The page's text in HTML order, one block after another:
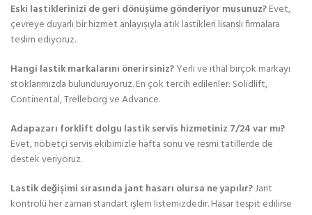
Eski lastiklerinizi de geri dönüşüme gönderiyor musunuz?Evet,
çevreye duyarlı bir hizmet anlayışıyla atık lastikleri lisanslı firmalara
teslim ediyoruz.
Hangi lastik markalarını önerirsiniz?Yerli ve ithal birçok markayı
stoklarımızda bulunduruyoruz. En çok tercih edilenler: Solidlift,
Continental, Trelleborg ve Advance.
Adapazarı forklift dolgu lastik servis hizmetiniz 7/24 var mı?
Evet, nöbetçi servis ekibimizle hafta sonu ve resmi tatillerde de
destek veriyoruz.
Lastik değişimi sırasında jant hasarı olursa ne yapılır?Jant
kontrolü her zaman standart işlem listemizdedir. Hasar tespit edilirse